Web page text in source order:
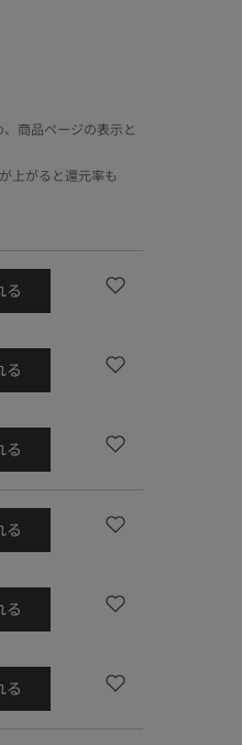
商品ページの表示と
上がると還元率も
る
る
る
る
る
る